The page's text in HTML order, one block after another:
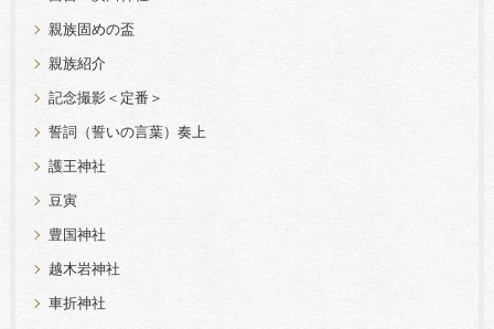
親族固めの盃
親族紹介
記念撮影＜定番＞
誓詞（誓いの言葉）奏上
護王神社
豆寅
豊国神社
越木岩神社
車折神社